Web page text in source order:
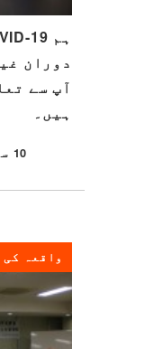
دوران
آپ سے
ہیں۔
10 ستمبر 2021
واقعہ